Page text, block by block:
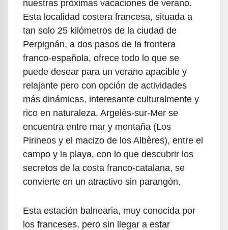
nuestras próximas vacaciones de verano.
Esta localidad costera francesa, situada a
tan solo 25 kilómetros de la ciudad de
Perpignán, a dos pasos de la frontera
franco-española, ofrece todo lo que se
puede desear para un verano apacible y
relajante pero con opción de actividades
más dinámicas, interesante culturalmente y
rico en naturaleza. Argelès-sur-Mer se
encuentra entre mar y montaña (Los
Pirineos y el macizo de los Albères), entre el
campo y la playa, con lo que descubrir los
secretos de la costa franco-catalana, se
convierte en un atractivo sin parangón.
Esta estación balnearia, muy conocida por
los franceses, pero sin llegar a estar